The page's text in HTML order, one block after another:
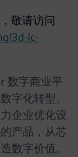
敬请访问
3d-ic-
数字商业平
字化转型。
企业优化设
产品，从芯
数字价值。